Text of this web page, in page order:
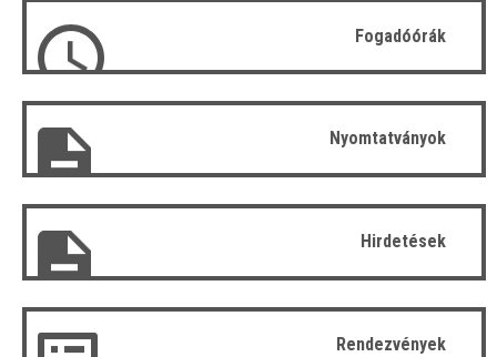
Fogadóórák
Nyomtatványok
Hirdetések
Rendezvények